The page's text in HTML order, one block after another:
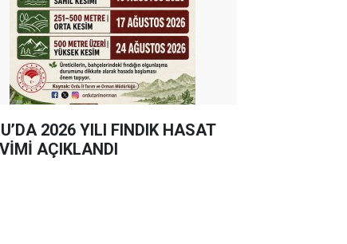
2026 YILI FINDIK HASAT
AÇIKLANDI